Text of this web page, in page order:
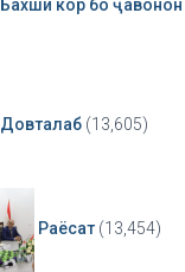
Бахши кор бо ҷавонон
Довталаб (13,605)
Раёсат (13,454)